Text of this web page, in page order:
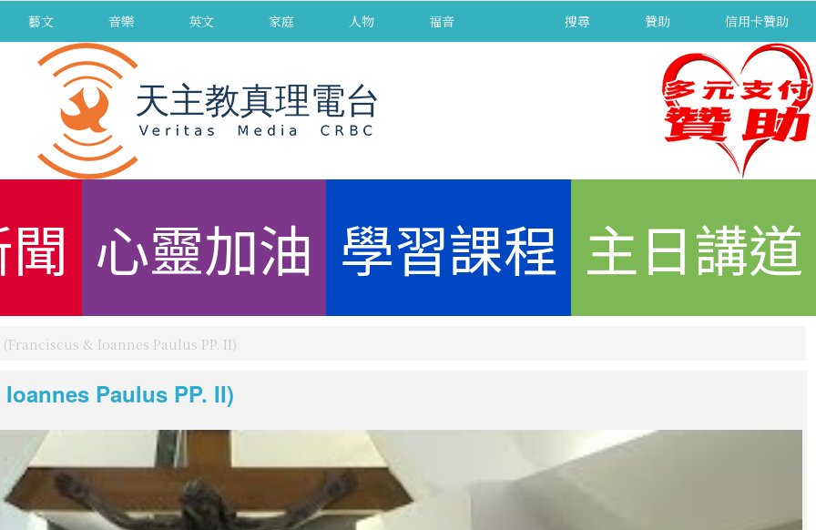
藝文 音樂 英文 家庭 人物 福音 搜尋 贊助 信用卡贊助
心靈加油 學習課程 主日講道
(Franciscus & Ioannes Paulus PP. II)
Paulus PP. II)